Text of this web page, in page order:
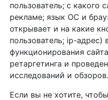
Арбен текстиль г.
1-й Советский д.25,
Мы в соц. сетях
пользователь; с какого
рекламе; язык ОС и
открывает и на какие
пользователь; ip-адрес)
функционирования
ретаргетинга и
исследований и обзоров.
Если вы не хотите,